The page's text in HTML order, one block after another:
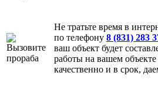
Не тратьте время в
по телефону 8 (831) 283
ваш объект будет
работы на вашем
качественно и в срок,